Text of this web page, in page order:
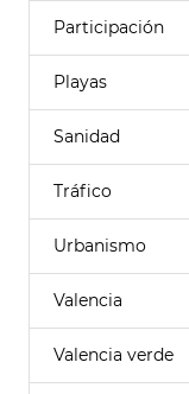
Participación
Playas
Sanidad
Tráfico
Urbanismo
Valencia
Valencia verde